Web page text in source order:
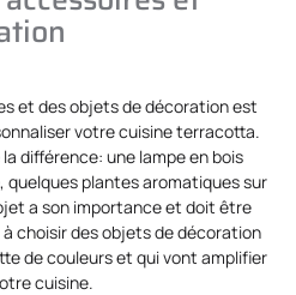
et des objets de décoration est
votre cuisine terracotta.
différence: une lampe en bois
plantes aromatiques sur
a son importance et doit être
choisir des objets de décoration
de couleurs et qui vont amplifier
cuisine.